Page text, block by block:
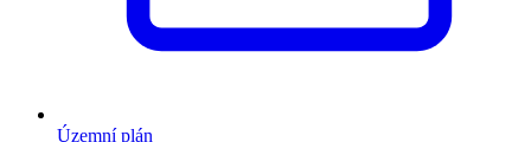
Územní plán